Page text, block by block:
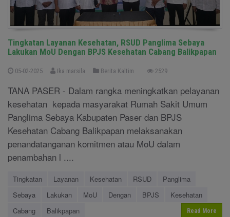
Tingkatan Layanan Kesehatan, RSUD Panglima Sebaya
Lakukan MoU Dengan BPJS Kesehatan Cabang Balikpapan
05-02-2025 Ika marsila Berita Kaltim 2529
TANA PASER - Dalam rangka meningkatkan pelayanan
kesehatan kepada masyarakat Rumah Sakit Umum
Panglima Sebaya Kabupaten Paser dan BPJS
Kesehatan Cabang Balikpapan melaksanakan
penandatanganan komitmen atau MoU dalam
penambahan l ....
Tingkatan Layanan Kesehatan RSUD
Panglima
Sebaya
Lakukan MoU Dengan BPJS
Kesehatan
Cabang
Balikpapan Read More